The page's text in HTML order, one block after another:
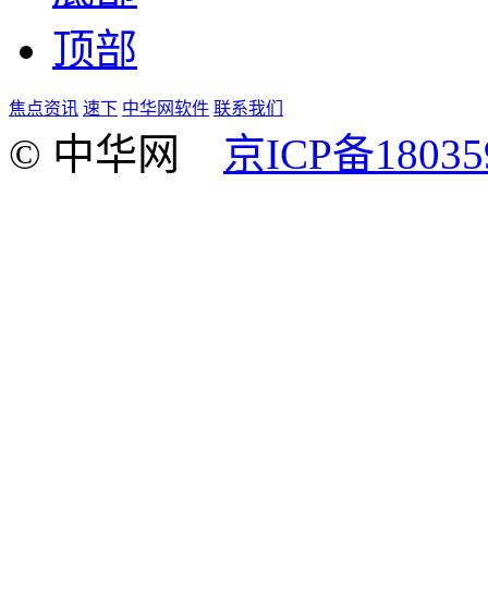
顶部
焦点资讯 速下 中华网软件 联系我们
© 中华网 京ICP备